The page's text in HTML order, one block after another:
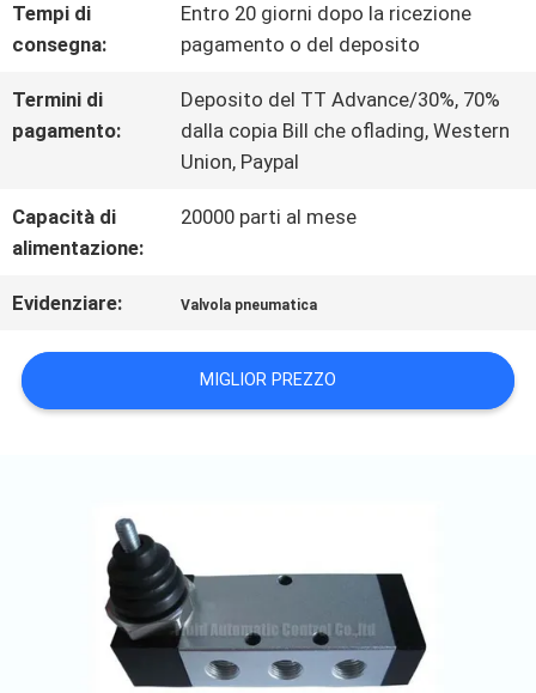
DEL
PRIVACY
Tempi di
consegna:
Entro 20 giorni dopo la ricezione
pagamento o del deposito
Termini di
pagamento:
Deposito del TT Advance/30%, 70%
dalla copia Bill che oflading, Western
Union, Paypal
Capacità di
alimentazione:
20000 parti al mese
Evidenziare: Valvola pneumatica
MIGLIOR PREZZO